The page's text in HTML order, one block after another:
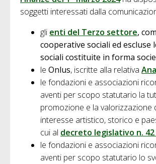
soggetti interessati dalla
gli enti del Terzo settore,
cooperative sociali ed escluse
sociali costituite in forma
le Onlus, iscritte alla relativa
le fondazioni e associazioni
aventi per scopo statutario la
promozione e la valorizzazione
interesse artistico, storico e
cui al decreto legislativo n. 42
le fondazioni e associazioni
aventi per scopo statutario lo